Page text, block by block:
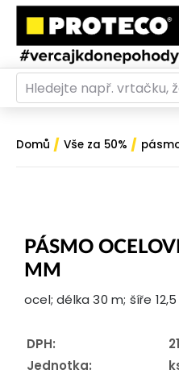
Domů / Vše za 50% /
PÁSMO
MM
ocel; délka 30 m; šíře
DPH:
Jednotka: